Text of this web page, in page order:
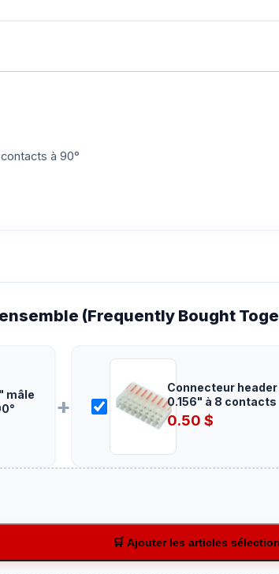
à 90°
(Frequently Bought
mâle
+
Connecteur
0.156" à 8 contacts
0.50 $
🛒 Ajouter les articles